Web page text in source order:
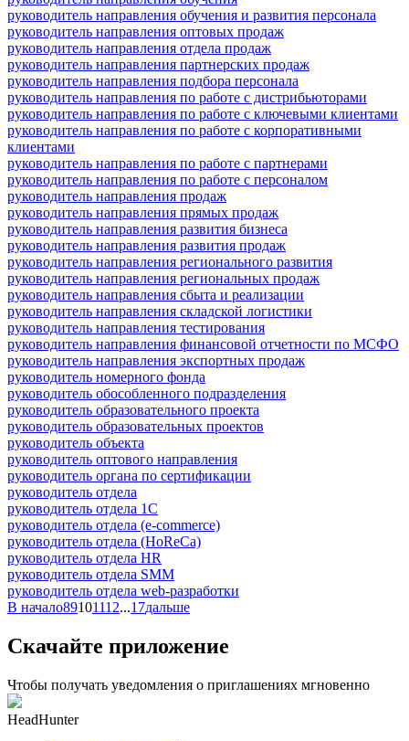
руководитель направления обучения и развития персонала
руководитель направления оптовых продаж
руководитель направления отдела продаж
руководитель направления партнерских продаж
руководитель направления подбора персонала
руководитель направления по работе с дистрибьюторами
руководитель направления по работе с ключевыми клиентами
руководитель направления по работе с корпоративными
клиентами
руководитель направления по работе с партнерами
руководитель направления по работе с персоналом
руководитель направления продаж
руководитель направления прямых продаж
руководитель направления развития бизнеса
руководитель направления развития продаж
руководитель направления регионального развития
руководитель направления региональных продаж
руководитель направления сбыта и реализации
руководитель направления складской логистики
руководитель направления тестирования
руководитель направления финансовой отчетности по МСФО
руководитель направления экспортных продаж
руководитель номерного фонда
руководитель обособленного подразделения
руководитель образовательного проекта
руководитель образовательных проектов
руководитель объекта
руководитель оптового направления
руководитель органа по сертификации
руководитель отдела
руководитель отдела 1С
руководитель отдела (e-commerce)
руководитель отдела (HoReCa)
руководитель отдела HR
руководитель отдела SMM
руководитель отдела web-разработки
В начало89101112...17дальше
Скачайте приложение
Чтобы получать уведомления о приглашениях мгновенно
HeadHunter